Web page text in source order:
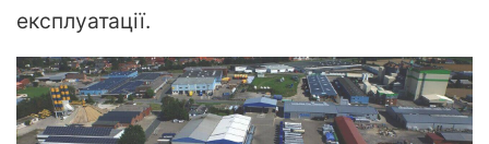
експлуатації.